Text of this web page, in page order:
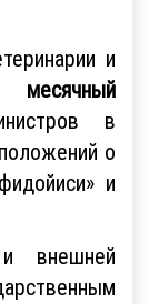
и
месячный
в
о
и
внешней